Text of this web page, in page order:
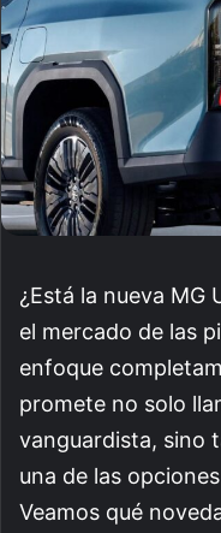
¿Está la nueva MG
el mercado de las
enfoque
promete no solo
vanguardista, sino
una de las opciones
Veamos qué